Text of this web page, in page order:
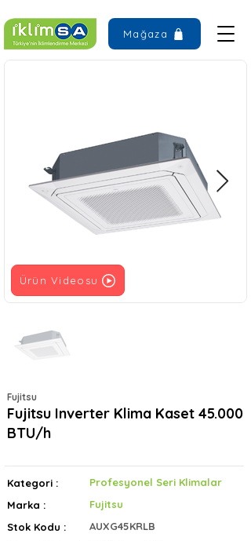
Mağaza
Ürün Videosu
Fujitsu
Fujitsu Inverter Klima Kaset 45.000
BTU/h
Kategori :
Profesyonel Seri Klimalar
Marka :
Fujitsu
Stok Kodu :
AUXG45KRLB